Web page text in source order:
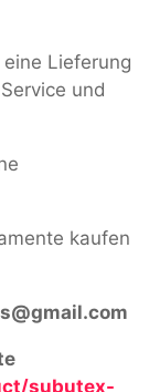
Lieferung
und
kaufen
subutex-